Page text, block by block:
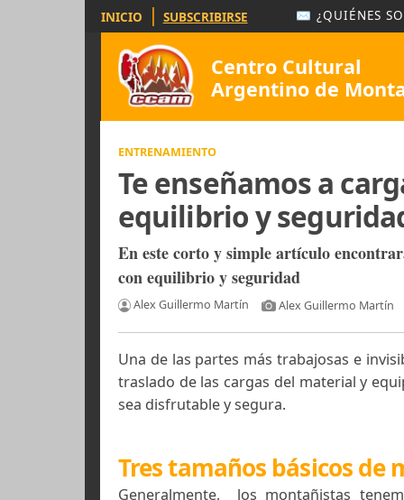
INICIO | SUBSCRIBIRSE ✉
Centro Cultural
Argentino de
ENTRENAMIENTO
Te enseñamos a
equilibrio y
En este corto y simple artículo
con equilibrio y seguridad
Alex Guillermo Martín
Una de las partes más trabajosas